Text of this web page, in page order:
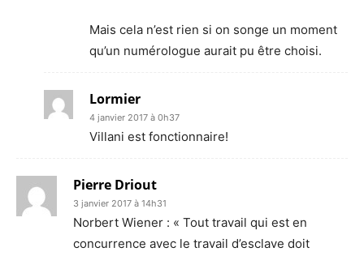
Mais cela n’est rien si on songe un moment
qu’un numérologue aurait pu être choisi.
Lormier
4 janvier 2017 à 0h37
Villani est fonctionnaire!
Pierre Driout
3 janvier 2017 à 14h31
Norbert Wiener : « Tout travail qui est en
concurrence avec le travail d’esclave doit